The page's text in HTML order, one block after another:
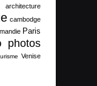
architecture
cambodge
Paris
photos
Venise